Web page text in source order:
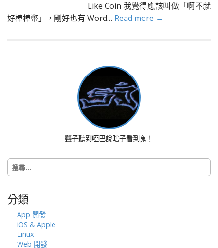
Like Coin 我覺得應該叫做「啊不就
好棒棒幣」，剛好也有 Word… Read more →
聾子聽到啞巴說瞎子看到鬼！
搜
尋
字:
分類
App 開發
iOS & Apple
Linux
Web 開發